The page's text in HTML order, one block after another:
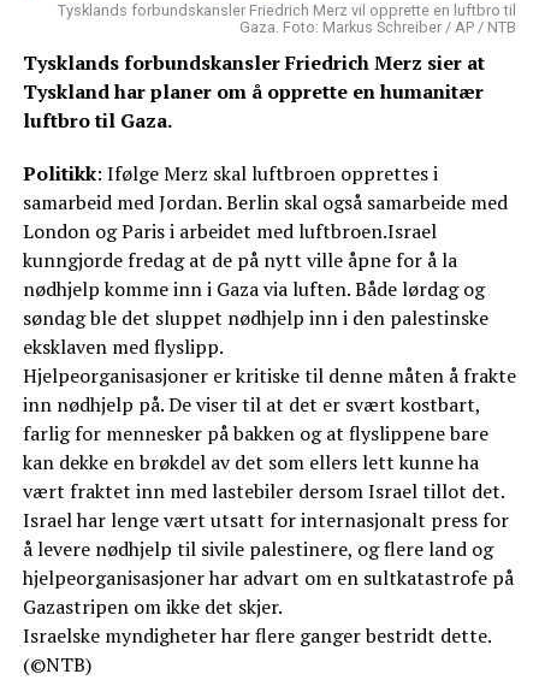
Tysklands forbundskansler Friedrich Merz vil opprette en luftbro til
Gaza. Foto: Markus Schreiber / AP / NTB
Tysklands forbundskansler Friedrich Merz sier at
Tyskland har planer om å opprette en humanitær
luftbro til Gaza.
Politikk: Ifølge Merz skal luftbroen opprettes i
samarbeid med Jordan. Berlin skal også samarbeide med
London og Paris i arbeidet med luftbroen.Israel
kunngjorde fredag at de på nytt ville åpne for å la
nødhjelp komme inn i Gaza via luften. Både lørdag og
søndag ble det sluppet nødhjelp inn i den palestinske
eksklaven med flyslipp.
Hjelpeorganisasjoner er kritiske til denne måten å frakte
inn nødhjelp på. De viser til at det er svært kostbart,
farlig for mennesker på bakken og at flyslippene bare
kan dekke en brøkdel av det som ellers lett kunne ha
vært fraktet inn med lastebiler dersom Israel tillot det.
Israel har lenge vært utsatt for internasjonalt press for
å levere nødhjelp til sivile palestinere, og flere land og
hjelpeorganisasjoner har advart om en sultkatastrofe på
Gazastripen om ikke det skjer.
Israelske myndigheter har flere ganger bestridt dette.
(©NTB)